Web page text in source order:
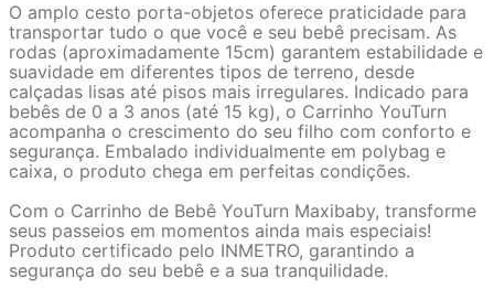
O amplo cesto porta-objetos oferece praticidade para
transportar tudo o que você e seu bebê precisam. As
rodas (aproximadamente 15cm) garantem estabilidade e
suavidade em diferentes tipos de terreno, desde
calçadas lisas até pisos mais irregulares. Indicado para
bebês de 0 a 3 anos (até 15 kg), o Carrinho YouTurn
acompanha o crescimento do seu filho com conforto e
segurança. Embalado individualmente em polybag e
caixa, o produto chega em perfeitas condições.
Com o Carrinho de Bebê YouTurn Maxibaby, transforme
seus passeios em momentos ainda mais especiais!
Produto certificado pelo INMETRO, garantindo a
segurança do seu bebê e a sua tranquilidade.